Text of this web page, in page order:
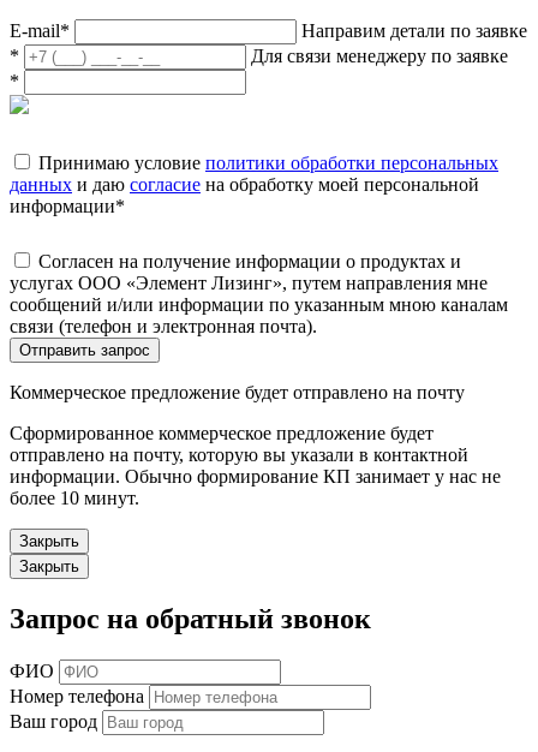
E-mail*
Направим детали по заявке
*
Для связи менеджеру по заявке
*
Принимаю условие политики обработки персональных
данных и даю согласие на обработку моей персональной
информации*
Согласен на получение информации о продуктах и
услугах ООО «Элемент Лизинг», путем направления мне
сообщений и/или информации по указанным мною каналам
связи (телефон и электронная почта).
Отправить запрос
Коммерческое предложение будет отправлено на почту
Сформированное коммерческое предложение будет
отправлено на почту, которую вы указали в контактной
информации. Обычно формирование КП занимает у нас не
более 10 минут.
Закрыть
Закрыть
Запрос на обратный звонок
ФИО
Номер телефона
Ваш город